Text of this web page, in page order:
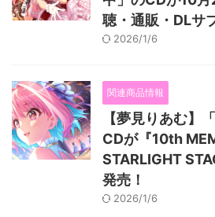
聴・通販・DLサ
2026/1/6
関連商品情報
【夢見りあむ】
CDが『10th
STARLIGHT
発売！
2026/1/6